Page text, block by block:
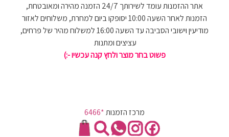
אתר ההזמנות עומד לשירותך 24/7 הזמנה מהירה ומאובטחת,
הזמנות לאחר השעה 10:00 יסופקו ביום למחרת, משלוחים לאזור
מודיעין וישובי הסביבה עד השעה 16:00 למשלוח מהיר של פרחים,
עציצים ומתנות
פשוט בחר מוצר ולחץ קנה עכשיו -:)
מרכז הזמנות*6466